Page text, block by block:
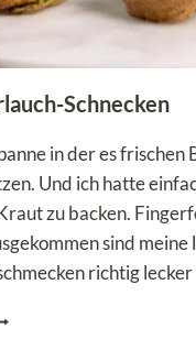
Schnecken
in der es frischen
Und ich hatte
zu backen.
sind meine
richtig